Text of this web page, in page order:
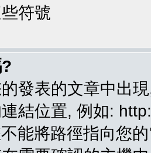
符號
發表的文章中出
結位置, 例如:
能將路徑指向您